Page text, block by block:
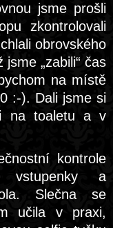
jsme prošli
zkontrolovali
obrovského
„zabili“ čas
na místě
:-). Dali jsme si
na toaletu a v
kontrole
vstupenky a
Slečna se
učila v praxi,